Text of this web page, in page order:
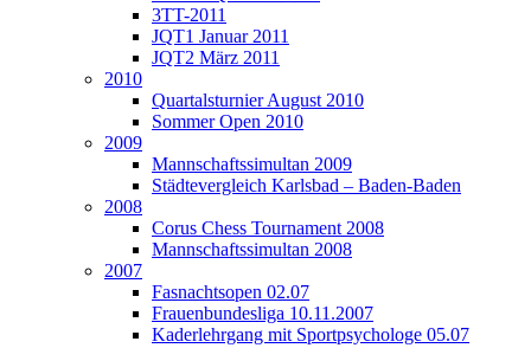
3TT-2011
JQT1 Januar 2011
JQT2 März 2011
2010
Quartalsturnier August 2010
Sommer Open 2010
2009
Mannschaftssimultan 2009
Städtevergleich Karlsbad – Baden-Baden
2008
Corus Chess Tournament 2008
Mannschaftssimultan 2008
2007
Fasnachtsopen 02.07
Frauenbundesliga 10.11.2007
Kaderlehrgang mit Sportpsychologe 05.07